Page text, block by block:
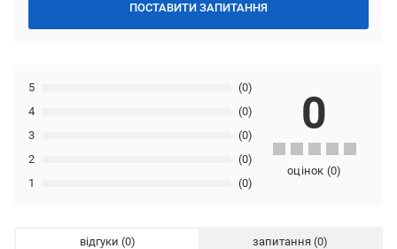
ПОСТАВИТИ ЗАПИТАННЯ
1 (0)
2 (0)
3 (0)
4 (0)
5 (0)
0
оцінок (0)
відгуки запитання